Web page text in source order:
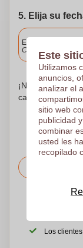
5. Elija su
Entrega estándar
Cargue y apruebe
¡No te
canasta de
Sube tu
Los
Este
Utilizamos
anuncios,
analizar el
sitio web
publicidad
combinar
usted les
recopilado